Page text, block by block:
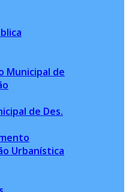
Municipal de
de Des.
Urbanística